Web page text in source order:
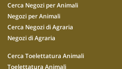
Cerca Negozi per Animali
Negozi per Animali
Cerca Negozi di Agraria
Negozi di Agraria
Cerca Toelettatura Animali
Toelettatura Animali